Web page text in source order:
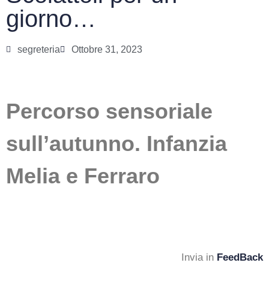
giorno…
segreteria Ottobre 31, 2023
Percorso sensoriale
sull’autunno. Infanzia
Melia e Ferraro
Invia in FeedBack